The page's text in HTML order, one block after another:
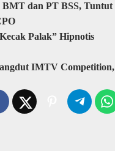
dan PT BSS, Tuntut
Palak” Hipnotis
IMTV Competition,